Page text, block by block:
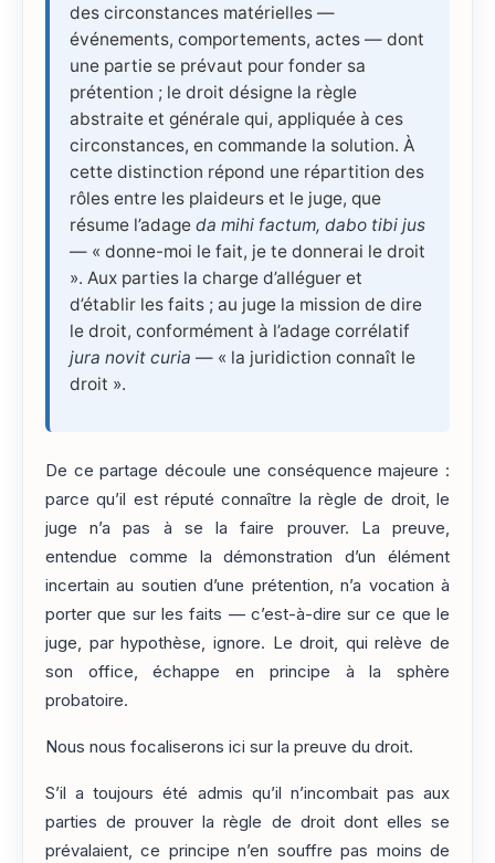
des circonstances matérielles —
événements, comportements, actes — dont
une partie se prévaut pour fonder sa
prétention ; le droit désigne la règle
abstraite et générale qui, appliquée à ces
circonstances, en commande la solution. À
cette distinction répond une répartition des
rôles entre les plaideurs et le juge, que
résume l’adage da mihi factum, dabo tibi jus
— « donne-moi le fait, je te donnerai le droit
». Aux parties la charge d’alléguer et
d’établir les faits ; au juge la mission de dire
le droit, conformément à l’adage corrélatif
jura novit curia — « la juridiction connaît le
droit ».
De ce partage découle une conséquence majeure :
parce qu’il est réputé connaître la règle de droit, le
juge n’a pas à se la faire prouver. La preuve,
entendue comme la démonstration d’un élément
incertain au soutien d’une prétention, n’a vocation à
porter que sur les faits — c’est-à-dire sur ce que le
juge, par hypothèse, ignore. Le droit, qui relève de
son office, échappe en principe à la sphère
probatoire.
Nous nous focaliserons ici sur la preuve du droit.
S’il a toujours été admis qu’il n’incombait pas aux
parties de prouver la règle de droit dont elles se
prévalaient, ce principe n’en souffre pas moins de